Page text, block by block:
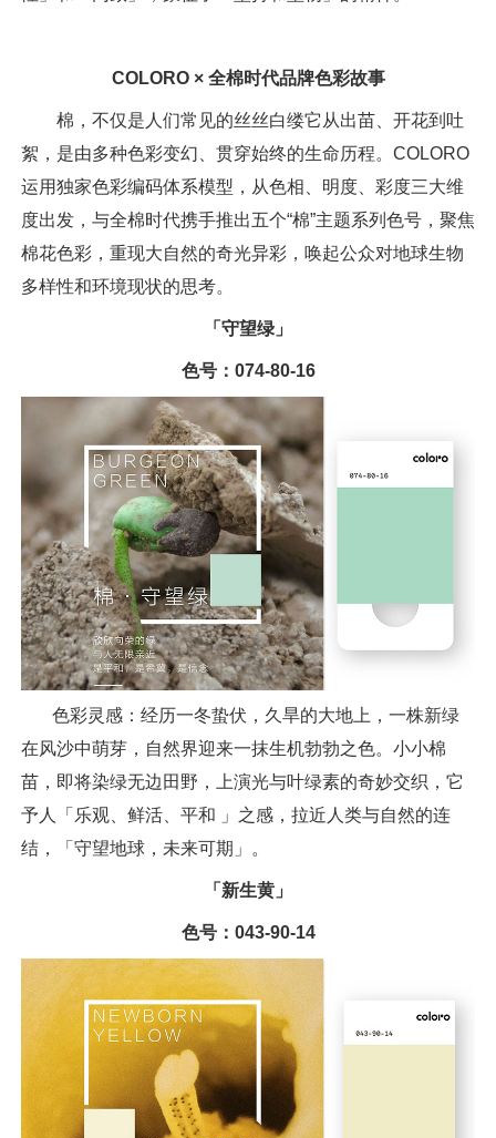
COLORO × 全棉时代品牌色彩故事
棉，不仅是人们常见的丝丝白缕它从出苗、开花到吐
絮，是由多种色彩变幻、贯穿始终的生命历程。COLORO
运用独家色彩编码体系模型，从色相、明度、彩度三大维
度出发，与全棉时代携手推出五个“棉”主题系列色号，聚焦
棉花色彩，重现大自然的奇光异彩，唤起公众对地球生物
多样性和环境现状的思考。
「守望绿」
色号：074-80-16
色彩灵感：经历一冬蛰伏，久旱的大地上，一株新绿
在风沙中萌芽，自然界迎来一抹生机勃勃之色。小小棉
苗，即将染绿无边田野，上演光与叶绿素的奇妙交织，它
予人「乐观、鲜活、平和 」之感，拉近人类与自然的连
结，「守望地球，未来可期」。
「新生黄」
色号：043-90-14